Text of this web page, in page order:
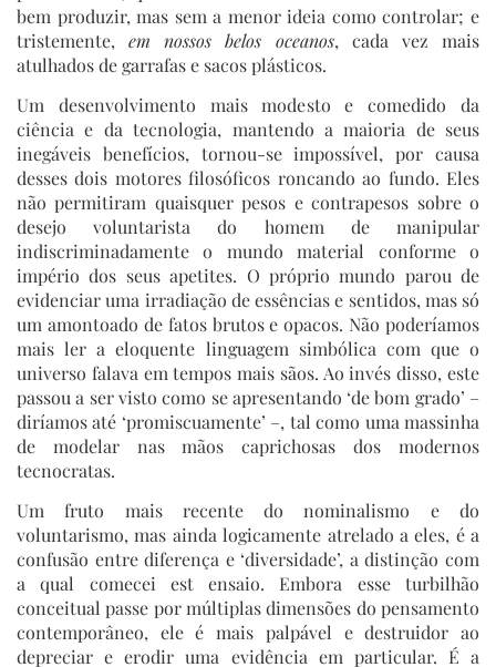
bem produzir, mas sem a menor ideia como controlar; e
tristemente,em nossos belos oceanos, cada vez mais
atulhados de garrafas e sacos plásticos.
Um desenvolvimento mais modesto e comedido da
ciência e da tecnologia, mantendo a maioria de seus
inegáveis benefícios, tornou-se impossível, por causa
desses dois motores filosóficos roncando ao fundo. Eles
não permitiram quaisquer pesos e contrapesos sobre o
desejo voluntarista do homem de manipular
indiscriminadamente o mundo material conforme o
império dos seus apetites. O próprio mundo parou de
evidenciar uma irradiação de essências e sentidos, mas só
um amontoado de fatos brutos e opacos. Não poderíamos
mais ler a eloquente linguagem simbólica com que o
universo falava em tempos mais sãos. Ao invés disso, este
passou a ser visto como se apresentando ‘de bom grado’ –
diríamos até ‘promiscuamente’ –, tal como uma massinha
de modelar nas mãos caprichosas dos modernos
tecnocratas.
Um fruto mais recente do nominalismo e do
voluntarismo, mas ainda logicamente atrelado a eles, é a
confusão entre diferença e ‘diversidade’, a distinção com
a qual comecei est ensaio. Embora esse turbilhão
conceitual passe por múltiplas dimensões do pensamento
contemporâneo, ele é mais palpável e destruidor ao
depreciar e erodir uma evidência em particular. É a